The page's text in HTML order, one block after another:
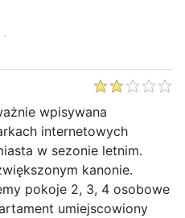
wpisywana
internetowych
w sezonie letnim.
kanonie.
pokoje 2, 3, 4 osobowe
umiejscowiony